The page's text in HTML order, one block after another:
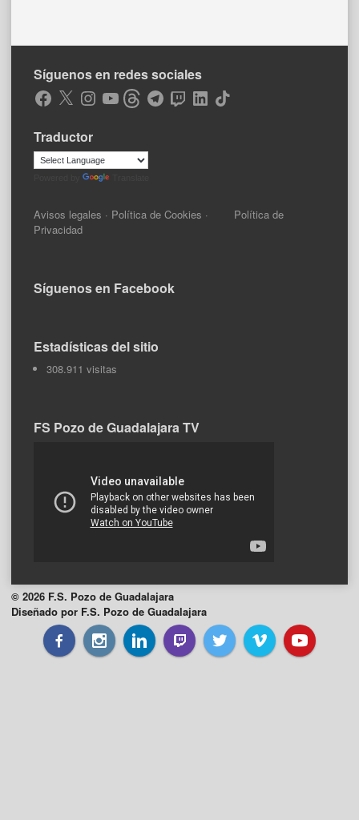
Síguenos en redes sociales
Facebook
X Instagram
YouTubeThreadsTelegramTwitchLinkedIn
TikTok
Traductor
Avisos legales · Política de Cookies · Política de
Privacidad
Síguenos en Facebook
Estadísticas del sitio
308.911 visitas
FS Pozo de Guadalajara TV
© 2026 F.S. Pozo de Guadalajara
Diseñado por F.S. Pozo de Guadalajara